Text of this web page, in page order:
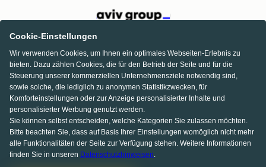
Cookie-Einstellungen
Wir verwenden Cookies, um Ihnen ein optimales Webseiten-Erlebnis zu
bieten. Dazu zählen Cookies, die für den Betrieb der Seite und für die
Steuerung unserer kommerziellen Unternehmensziele notwendig sind,
sowie solche, die lediglich zu anonymen Statistikzwecken, für
Komforteinstellungen oder zur Anzeige personalisierter Inhalte und
personalisierter Werbung genutzt werden.
Sie können selbst entscheiden, welche Kategorien Sie zulassen möchten.
Bitte beachten Sie, dass auf Basis Ihrer Einstellungen womöglich nicht mehr
alle Funktionalitäten der Seite zur Verfügung stehen. Weitere Informationen
finden Sie in unseren Datenschutzhinweisen.